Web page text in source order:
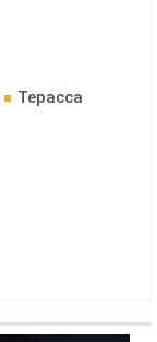
Терасса